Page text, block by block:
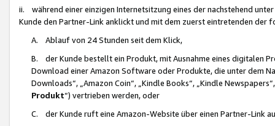
ii. während einer einzigen Internetsitzung eines der nachstehend
Kunde den Partner-Link anklickt und mit dem zuerst eintretenden der
A. Ablauf von 24 Stunden seit dem Klick,
B. der Kunde bestellt ein Produkt, mit Ausnahme eines digitalen
Download einer Amazon Software oder Produkte, die unter dem
Downloads“, „Amazon Coin“, „Kindle Books“, „Kindle
Produkt“) vertrieben werden, oder
C. der Kunde ruft eine Amazon-Website über einen Partner-Link